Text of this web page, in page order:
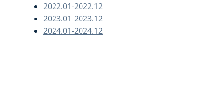
2022.01-2022.12
2023.01-2023.12
2024.01-2024.12